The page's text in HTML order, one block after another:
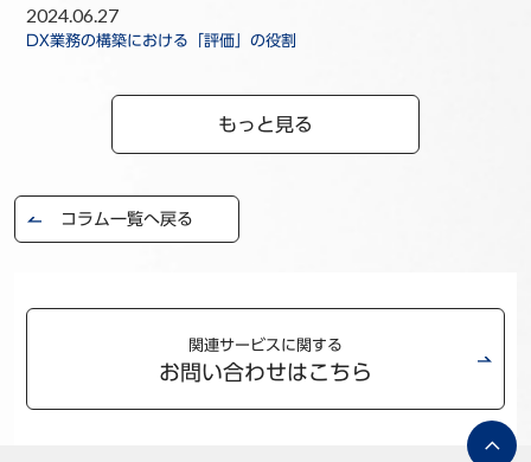
2024.06.27
DX業務の構築における「評価」の役割
もっと見る
コラム一覧へ戻る
関連サービスに関する
お問い合わせはこちら